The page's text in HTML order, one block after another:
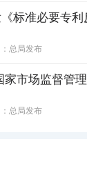
标准必要专利
总局发布
家市场监督管
总局发布